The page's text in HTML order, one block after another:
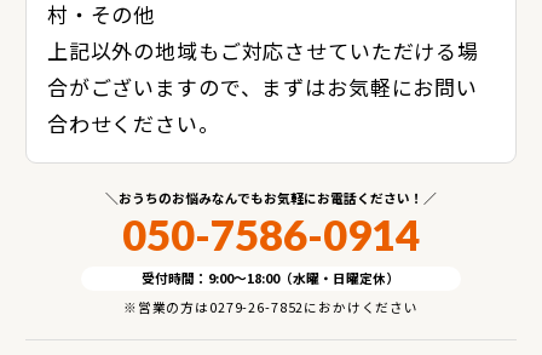
村・その他
上記以外の地域もご対応させていただける場
合がございますので、まずはお気軽にお問い
合わせください。
おうちのお悩みなんでもお気軽にお電話ください！
050-7586-0914
受付時間：9:00～18:00（水曜・日曜定休）
※営業の方は0279-26-7852におかけください